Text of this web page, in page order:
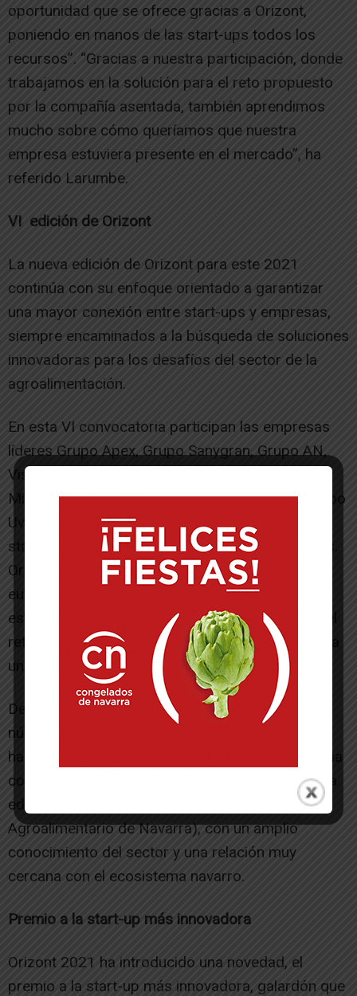
oportunidad que se ofrece gracias a Orizont,
poniendo en manos de las start-ups todos los
recursos”. “Gracias a nuestra participación, donde
trabajamos en la solución para el reto propuesto
por la compañía asentada, también aprendimos
mucho sobre cómo queríamos que nuestra
empresa estuviera presente en el mercado”, ha
referido Larumbe.
VI edición de Orizont
La nueva edición de Orizont para este 2021
continúa con su enfoque orientado a garantizar
una mayor conexión entre start-ups y empresas,
siempre encaminados a la búsqueda de soluciones
innovadoras para los desafíos del sector de la
agroalimentación.
En esta VI convocatoria participan las empresas
líderes Grupo Apex, Grupo Sanygran, Grupo AN,
Viscofan, Grupo IAN, Iberfruta, Florette, General
Mills, Goikoa, The Real Green Food, Eroski y Grupo
Uvesa que junto a Orizont, pretenden encontrar
start-ups que sean capaces solucionar sus retos.
Orizont ofrece un contrato mínimo de 25.000
euros para que la start-up pueda desarrollar las
estrategias necesarias encaminadas a resolver el
reto de la empresa líder y, además, dará acceso a
una financiación total de hasta 400.000 euros.
Desde su inicio, Orizont cuenta con un amplio
número de empresas en el Consejo Asesor, que
han apoyado tanto en la definición de la estrategia
como en la selección de proyectos. En esta sexta
edición se ha incorporado Nagrifood, (Cluster
Agroalimentario de Navarra), con un amplio
conocimiento del sector y una relación muy
cercana con el ecosistema navarro.
Premio a la start-up más innovadora
Orizont 2021 ha introducido una novedad, el
premio a la start-up más innovadora, galardón que